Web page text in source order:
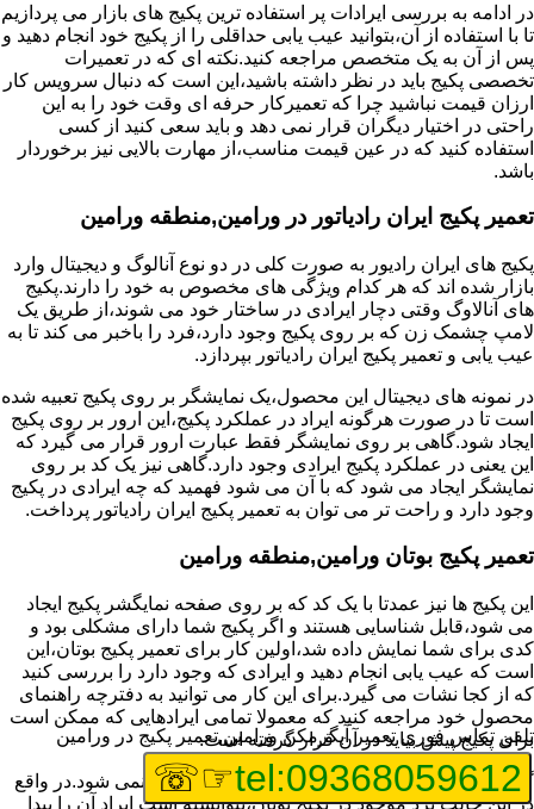
در ادامه به بررسی ایرادات پر استفاده ترین پکیج های بازار می پردازیم
تا با استفاده از آن،بتوانید عیب یابی حداقلی را از پکیج خود انجام دهید و
پس از آن به یک متخصص مراجعه کنید.نکته ای که در تعمیرات
تخصصی پکیج باید در نظر داشته باشید،این است که دنبال سرویس کار
ارزان قیمت نباشید چرا که تعمیرکار حرفه ای وقت خود را به این
راحتی در اختیار دیگران قرار نمی دهد و باید سعی کنید از کسی
استفاده کنید که در عین قیمت مناسب،از مهارت بالایی نیز برخوردار
باشد.
تعمیر پکیج ایران رادیاتور در ورامین,منطقه ورامین
پکیج های ایران رادیور به صورت کلی در دو نوع آنالوگ و دیجیتال وارد
بازار شده اند که هر کدام ویژگی های مخصوص به خود را دارند.پکیج
های آنالاوگ وقتی دچار ایرادی در ساختار خود می شوند،از طریق یک
لامپ چشمک زن که بر روی پکیج وجود دارد،فرد را باخبر می کند تا به
عیب یابی و تعمیر پکیج ایران رادیاتور بپردازد.
در نمونه های دیجیتال این محصول،یک نمایشگر بر روی پکیج تعبیه شده
است تا در صورت هرگونه ایراد در عملکرد پکیج،این ارور بر روی پکیج
ایجاد شود.گاهی بر روی نمایشگر فقط عبارت ارور قرار می گیرد که
این یعنی در عملکرد پکیج ایرادی وجود دارد.گاهی نیز یک کد بر روی
نمایشگر ایجاد می شود که با آن می شود فهمید که چه ایرادی در پکیج
وجود دارد و راحت تر می توان به تعمیر پکیج ایران رادیاتور پرداخت.
تعمیر پکیج بوتان ورامین,منطقه ورامین
این پکیج ها نیز عمدتا با یک کد که بر روی صفحه نمایگشر پکیج ایجاد
می شود،قابل شناسایی هستند و اگر پکیج شما دارای مشکلی بود و
کدی برای شما نمایش داده شد،اولین کار برای تعمیر پکیج بوتان،این
است که عیب یابی انجام دهید و ایرادی که وجود دارد را بررسی کنید
که از کجا نشات می گیرد.برای این کار می توانید به دفترچه راهنمای
محصول خود مراجعه کنید که معمولا تمامی ایرادهایی که ممکن است
برای پکیج پیش بیاید در آن قرار گرفته است.
گاهی نیز هنگام خرابی پکیج،هیچ اروری نمایش داده نمی شود.در واقع
در این حالت برد موجود در پکیج بوتان،نتوانسته است ایراد آن را پیدا
تلفن تماس فوریتعمیر آبگرمکن ورامین,تعمیر پکیج در ورامین
tel:09368059612
☞☏